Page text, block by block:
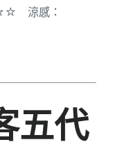
涼感：
五代